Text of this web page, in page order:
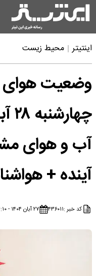
اینتیتر محیط زیست
وضعیت هوای
آینده +
کد خبر :۴۳۶۰۱۱ ۲۷ آبان ۱۴۰۴ - ۱۴:۱۰